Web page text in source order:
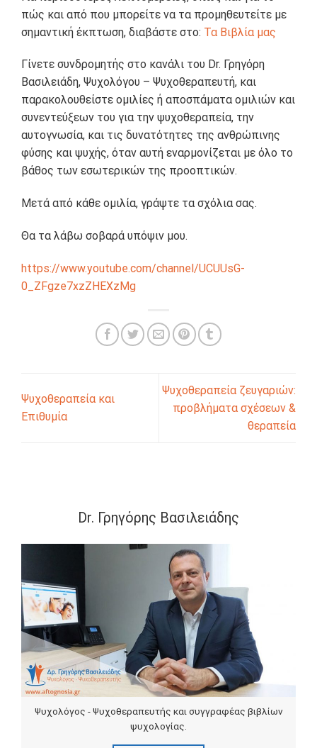
πώς και από που μπορείτε να τα προμηθευτείτε με
σημαντική έκπτωση, διαβάστε στο: Τα Βιβλία μας
Γίνετε συνδρομητής στο κανάλι του Dr. Γρηγόρη
Βασιλειάδη, Ψυχολόγου – Ψυχοθεραπευτή, και
παρακολουθείστε ομιλίες ή αποσπάματα ομιλιών και
συνεντεύξεων του για την ψυχοθεραπεία, την
αυτογνωσία, και τις δυνατότητες της ανθρώπινης
φύσης και ψυχής, όταν αυτή εναρμονίζεται με όλο το
βάθος των εσωτερικών της προοπτικών.
Μετά από κάθε ομιλία, γράψτε τα σχόλια σας.
Θα τα λάβω σοβαρά υπόψιν μου.
https://www.youtube.com/channel/UCUUsG-
0_ZFgze7xzZHEXzMg
Ψυχοθεραπεία και
Επιθυμία
Ψυχοθεραπεία ζευγαριών:
προβλήματα σχέσεων &
θεραπεία
Dr. Γρηγόρης Βασιλειάδης
Ψυχολόγος - Ψυχοθεραπευτής και συγγραφέας βιβλίων
ψυχολογίας.